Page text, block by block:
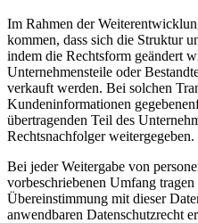
Im Rahmen der
kommen, dass sich die Struktur
indem die Rechtsform geändert
Unternehmensteile oder
verkauft werden. Bei solchen
Kundeninformationen
übertragenden Teil des
Rechtsnachfolger weitergegeben.
Bei jeder Weitergabe von
vorbeschriebenen Umfang
Übereinstimmung mit dieser
anwendbaren Datenschutzrecht